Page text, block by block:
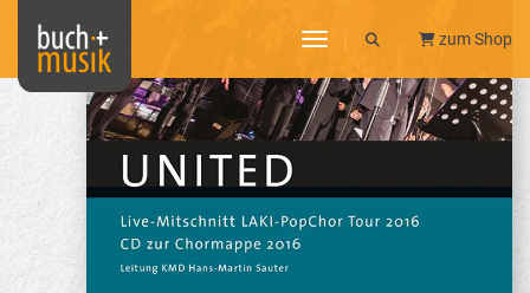
toggle navigation
zum Shop